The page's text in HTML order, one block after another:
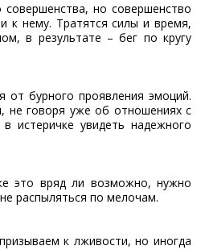
но совершенство
к нему. Тратятся силы и время,
в результате – бег по кругу
от бурного проявления эмоций.
не говоря уже об отношениях с
истеричке увидеть надежного
это вряд ли возможно, нужно
распыляться по мелочам.
к лживости, но иногда